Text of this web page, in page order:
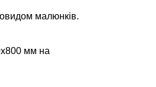
малюнків.
мм на